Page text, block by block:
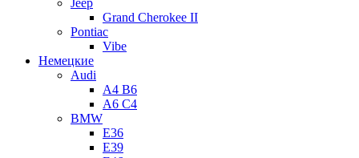
Jeep
Grand Cherokee II
Pontiac
Vibe
Немецкие
Audi
A4 B6
A6 C4
BMW
E36
E39